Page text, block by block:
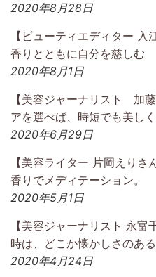
2020年8月28日
【ビューティエディター 入
香りとともに自分を慈しむ
2020年8月1日
【美容ジャーナリスト 加
アを選べば、時短でも美しく
2020年6月29日
【美容ライター 片岡えり
香りでメディテーション。
2020年5月1日
【美容ジャーナリスト 永
時は、どこか懐かしさのある
2020年4月24日